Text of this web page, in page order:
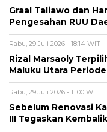
Graal Taliawo dan
Pengesahan RUU
Rabu, 29 Juli 2026 - 18:14 WIT
Rizal Marsaoly
Maluku Utara
Rabu, 29 Juli 2026 - 11:00 WIT
Sebelum Renovasi
III Tegaskan